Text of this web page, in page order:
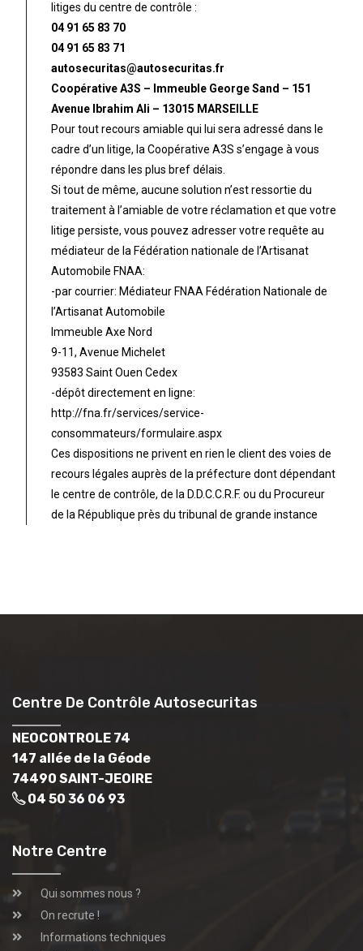
litiges du centre de contrôle :
04 91 65 83 70
04 91 65 83 71
autosecuritas@autosecuritas.fr
Coopérative A3S – Immeuble George Sand – 151
Avenue Ibrahim Ali – 13015 MARSEILLE
Pour tout recours amiable qui lui sera adressé dans le
cadre d’un litige, la Coopérative A3S s’engage à vous
répondre dans les plus bref délais.
Si tout de même, aucune solution n’est ressortie du
traitement à l’amiable de votre réclamation et que votre
litige persiste, vous pouvez adresser votre requête au
médiateur de la Fédération nationale de l’Artisanat
Automobile FNAA:
-par courrier: Médiateur FNAA Fédération Nationale de
l’Artisanat Automobile
Immeuble Axe Nord
9-11, Avenue Michelet
93583 Saint Ouen Cedex
-dépôt directement en ligne:
http://fna.fr/services/service-
consommateurs/formulaire.aspx
Ces dispositions ne privent en rien le client des voies de
recours légales auprès de la préfecture dont dépendant
le centre de contrôle, de la D.D.C.C.R.F. ou du Procureur
de la République près du tribunal de grande instance
Centre De Contrôle Autosecuritas
NEOCONTROLE 74
147 allée de la Géode
74490 SAINT-JEOIRE
04 50 36 06 93
Notre Centre
Qui sommes nous ?
On recrute !
Informations techniques